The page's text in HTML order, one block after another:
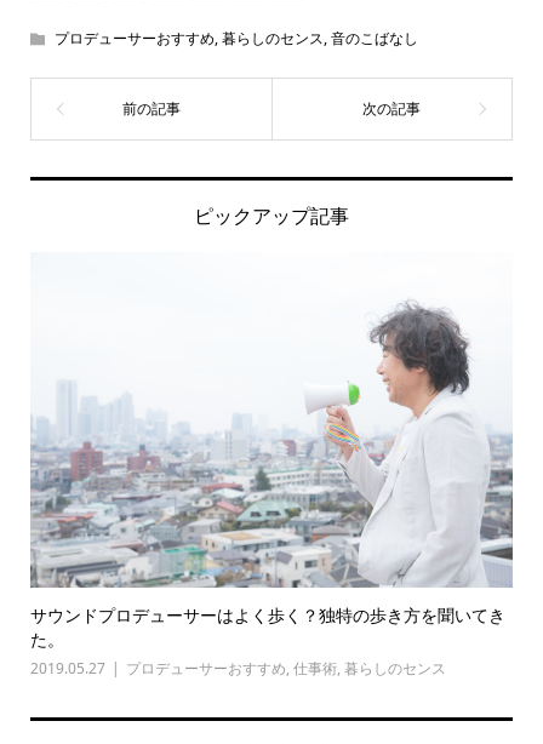
プロデューサーおすすめ,暮らしのセンス,音のこばなし
ピックアップ記事
サウンドプロデューサーはよく歩く？独特の歩き方を聞いてき
た。
2019.05.27 プロデューサーおすすめ, 仕事術, 暮らしのセンス